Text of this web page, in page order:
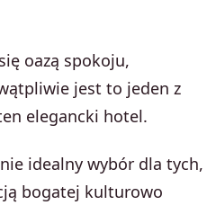
oazą spokoju,
jest to jeden z
elegancki hotel.
idealny wybór dla tych,
bogatej kulturowo